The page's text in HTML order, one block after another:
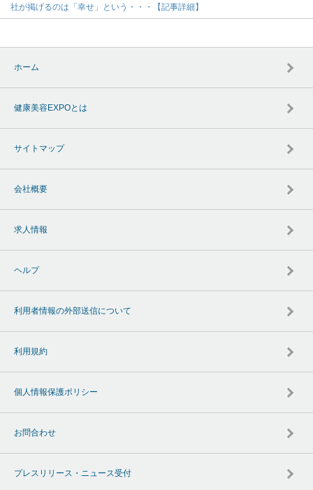
社が掲げるのは「幸せ」という・・・【記事詳細】
ホーム
健康美容EXPOとは
サイトマップ
会社概要
求人情報
ヘルプ
利用者情報の外部送信について
利用規約
個人情報保護ポリシー
お問合わせ
プレスリリース・ニュース受付